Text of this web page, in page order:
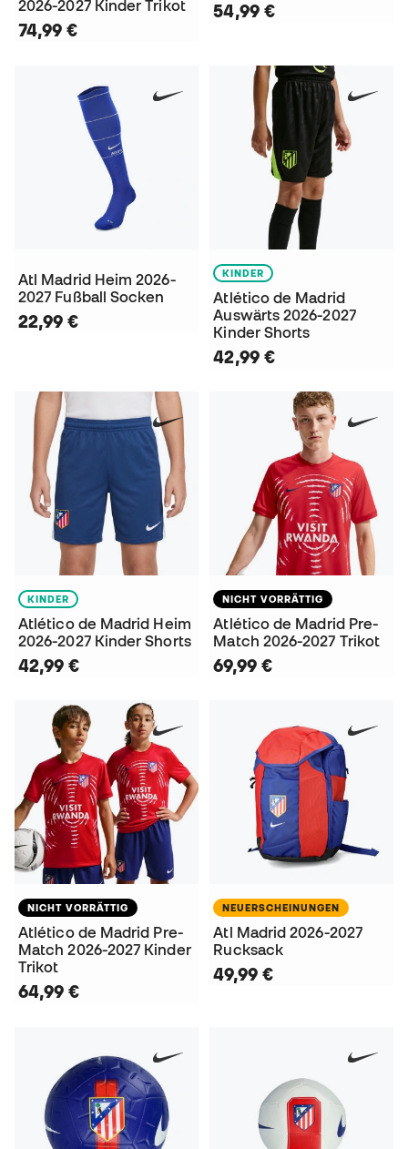
2026-2027 Kinder Trikot
74,99 €
54,99 €
Atl Madrid Heim 2026-
2027 Fußball Socken
22,99 €
KINDER
Atlético de Madrid
Auswärts 2026-2027
Kinder Shorts
42,99 €
KINDER
Atlético de Madrid Heim
2026-2027 Kinder Shorts
42,99 €
NICHT VORRÄTTIG
Atlético de Madrid Pre-
Match 2026-2027 Trikot
69,99 €
NICHT VORRÄTTIG
Atlético de Madrid Pre-
Match 2026-2027 Kinder
Trikot
64,99 €
NEUERSCHEINUNGEN
Atl Madrid 2026-2027
Rucksack
49,99 €